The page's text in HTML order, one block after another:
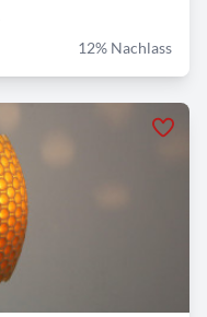
12% Nachlass